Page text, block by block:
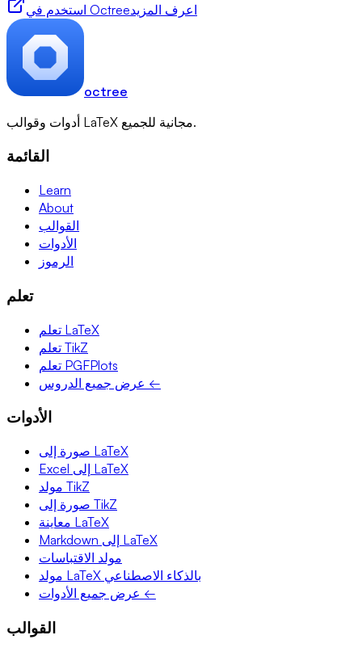
استخدم في Octreeاعرف المزيد
octree
أدوات وقوالب LaTeX مجانية للجميع.
القائمة
Learn
About
القوالب
الأدوات
الرموز
تعلم
تعلم LaTeX
تعلم TikZ
تعلم PGFPlots
عرض جميع الدروس ←
الأدوات
صورة إلى LaTeX
Excel إلى LaTeX
مولد TikZ
صورة إلى TikZ
معاينة LaTeX
Markdown إلى LaTeX
مولد الاقتباسات
مولد LaTeX بالذكاء الاصطناعي
عرض جميع الأدوات ←
القوالب